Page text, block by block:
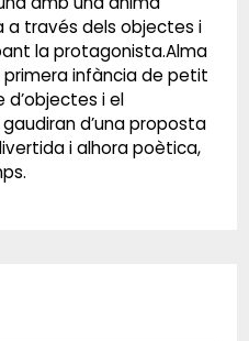
a través dels objectes i
la protagonista.Alma
infància de petit
i el
d’una proposta
i alhora poètica,